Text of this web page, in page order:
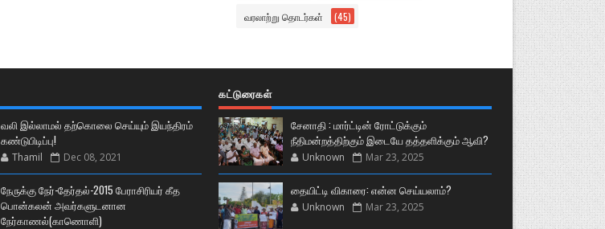
வரலாற்று தொடர்கள் (45)
வலி இல்லாமல் தற்கொலை செய்யும் இயந்திரம்
கண்டுபிடிப்பு!
Thamil Dec 08, 2021
நேருக்கு நேர்-தேர்தல்-2015 பேராசிரியர் கீத
பொன்கலன் அவர்களுடனான
நேர்காணல்(காணொளி)
கட்டுரைகள்
சேனாதி : மார்ட்டின் ரோட்டுக்கும்
நீதிமன்றத்திற்கும் இடையே தத்தளிக்கும் ஆவி?
Unknown Mar 23, 2025
தையிட்டி விகாரை: என்ன செய்யலாம்?
Unknown Mar 23, 2025